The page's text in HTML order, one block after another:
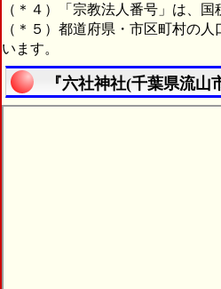
（＊４）「宗教法人番号」は、
（＊５）都道府県・市区町村の
います。
『六社神社(千葉県流